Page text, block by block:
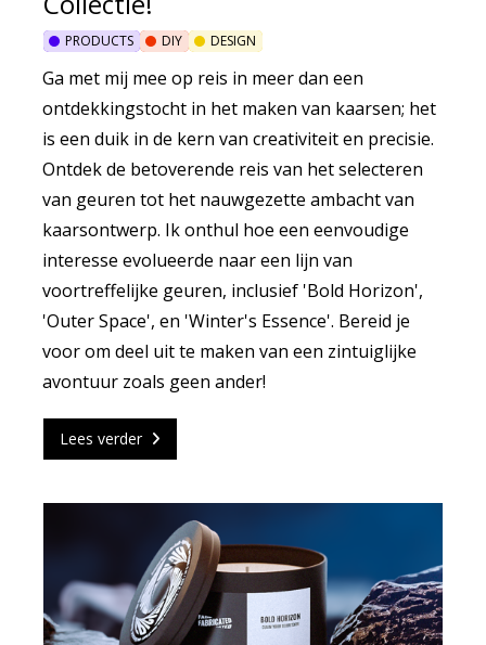
PRODUCTS DIY DESIGN
Ga met mij mee op reis in meer dan een
ontdekkingstocht in het maken van kaarsen; het
is een duik in de kern van creativiteit en precisie.
Ontdek de betoverende reis van het selecteren
van geuren tot het nauwgezette ambacht van
kaarsontwerp. Ik onthul hoe een eenvoudige
interesse evolueerde naar een lijn van
voortreffelijke geuren, inclusief 'Bold Horizon',
'Outer Space', en 'Winter's Essence'. Bereid je
voor om deel uit te maken van een zintuiglijke
avontuur zoals geen ander!
Lees verder